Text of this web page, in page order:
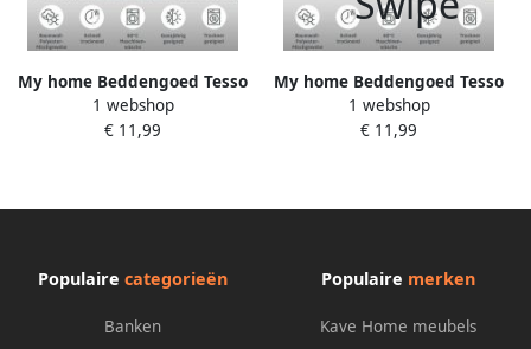
My home Beddengoed Tesso
in mt. 135x200 155x220 of
200x200 cm Beddengoed
1 webshop
€ 11,99
My home Beddengoed Tesso
in mt. 135x200 155x220 of
200x200 cm Beddengoed
1 webshop
€ 11,99
Populaire categorieën
Banken
Populaire merken
Kave Home meubels